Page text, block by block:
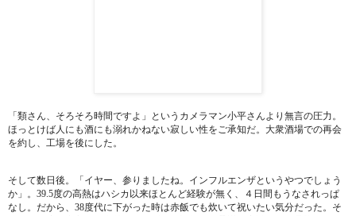
「類さん、そろそろ時間ですよ」というカメラマン小平さんより無言の圧力。
ほっとけば人にも酒にも溺れかねない寂しい性をご承知だ。大衆酒場での再会
を約し、工場を後にした。
そして数日後。「イヤー、参りましたね。インフルエンザというやつでしょう
か」。39.5度の高熱はハシカ以来ほとんど経験が無く、４日間もうなされっぱ
なし。だから、38度代に下がった時は赤飯でも炊いて祝いたい気分だった。そ